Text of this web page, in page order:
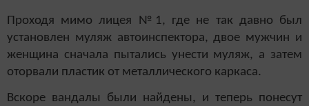
Проходя мимо лицея №1, где не так давно был
установлен муляж автоинспектора, двое мужчин и
женщина сначала пытались унести муляж, а затем
оторвали пластик от металлического каркаса.
Вскоре вандалы были найдены, и теперь понесут